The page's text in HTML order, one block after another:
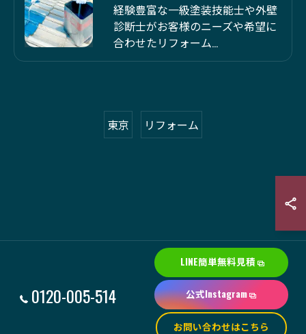
経験豊富な一級塗装技能士や外壁
診断士がお客様のニーズや希望に
合わせたリフォーム…
東京 リフォーム
0120-005-514
LINE簡単無料見積
公式Instagram
お問い合わせはこちら